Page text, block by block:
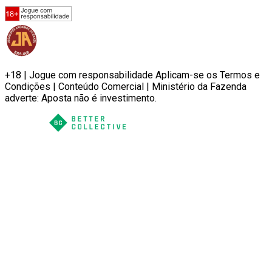
+18 | Jogue com responsabilidade Aplicam-se os Termos e
Condições | Conteúdo Comercial | Ministério da Fazenda
adverte: Aposta não é investimento.